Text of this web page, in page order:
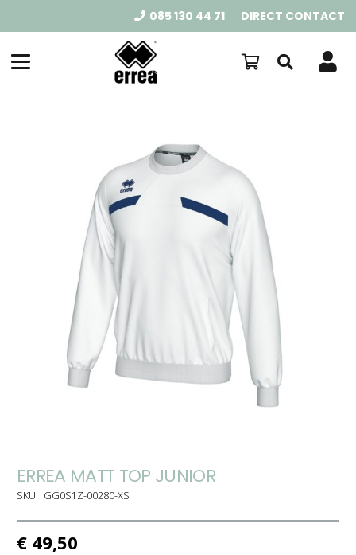
085 130 44 71 DIRECT CONTACT
ERREA MATT TOP JUNIOR
SKU: GG0S1Z-00280-XS
€ 49,50